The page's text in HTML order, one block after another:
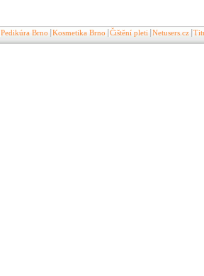
Pedikúra Brno Kosmetika Brno Čištění pleti Netusers.cz